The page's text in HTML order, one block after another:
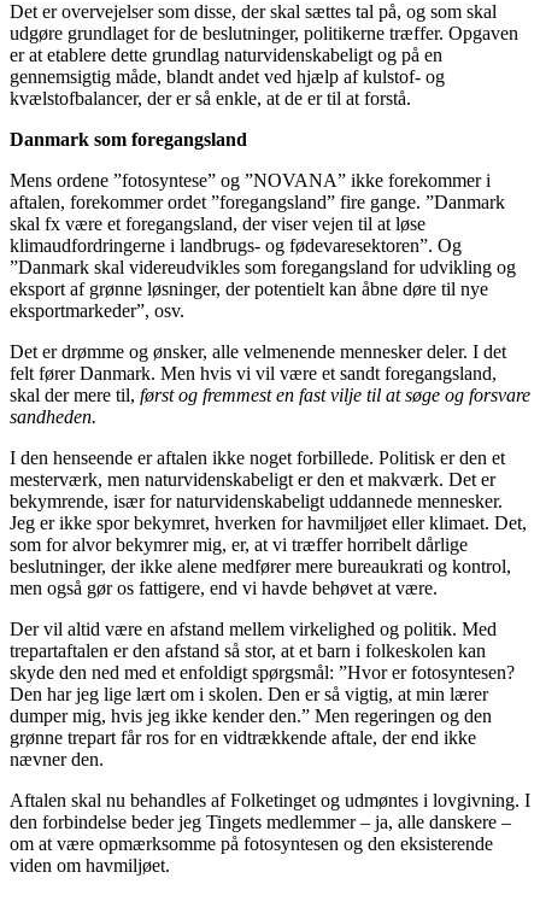
Det er overvejelser som disse, der skal sættes tal på, og som skal
udgøre grundlaget for de beslutninger, politikerne træffer. Opgaven
er at etablere dette grundlag naturvidenskabeligt og på en
gennemsigtig måde, blandt andet ved hjælp af kulstof- og
kvælstofbalancer, der er så enkle, at de er til at forstå.
Danmark som foregangsland
Mens ordene ”fotosyntese” og ”NOVANA” ikke forekommer i
aftalen, forekommer ordet ”foregangsland” fire gange. ”Danmark
skal fx være et foregangsland, der viser vejen til at løse
klimaudfordringerne i landbrugs- og fødevaresektoren”. Og
”Danmark skal videreudvikles som foregangsland for udvikling og
eksport af grønne løsninger, der potentielt kan åbne døre til nye
eksportmarkeder”, osv.
Det er drømme og ønsker, alle velmenende mennesker deler. I det
felt fører Danmark. Men hvis vi vil være et sandt foregangsland,
skal der mere til, først og fremmest en fast vilje til at søge og forsvare
sandheden.
I den henseende er aftalen ikke noget forbillede. Politisk er den et
mesterværk, men naturvidenskabeligt er den et makværk. Det er
bekymrende, især for naturvidenskabeligt uddannede mennesker.
Jeg er ikke spor bekymret, hverken for havmiljøet eller klimaet. Det,
som for alvor bekymrer mig, er, at vi træffer horribelt dårlige
beslutninger, der ikke alene medfører mere bureaukrati og kontrol,
men også gør os fattigere, end vi havde behøvet at være.
Der vil altid være en afstand mellem virkelighed og politik. Med
trepartaftalen er den afstand så stor, at et barn i folkeskolen kan
skyde den ned med et enfoldigt spørgsmål: ”Hvor er fotosyntesen?
Den har jeg lige lært om i skolen. Den er så vigtig, at min lærer
dumper mig, hvis jeg ikke kender den.” Men regeringen og den
grønne trepart får ros for en vidtrækkende aftale, der end ikke
nævner den.
Aftalen skal nu behandles af Folketinget og udmøntes i lovgivning. I
den forbindelse beder jeg Tingets medlemmer – ja, alle danskere –
om at være opmærksomme på fotosyntesen og den eksisterende
viden om havmiljøet.